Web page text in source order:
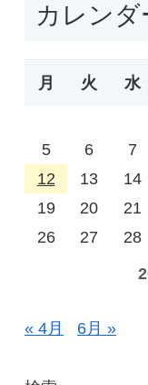
カレンダ
月 火 水
5
6 7
12
13 14
19
20 21
26
27 28
« 4月 6月 »